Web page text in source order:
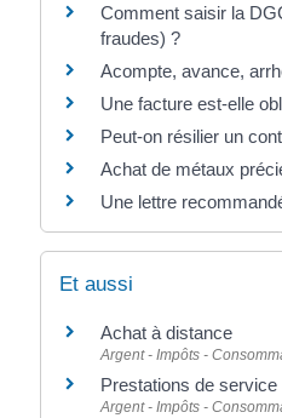
Comment saisir la
fraudes) ?
Acompte, avance,
Une facture est-elle
Peut-on résilier un
Achat de métaux
Une lettre
Et aussi
Achat à distance
Argent - Impôts -
Prestations de service
Argent - Impôts -